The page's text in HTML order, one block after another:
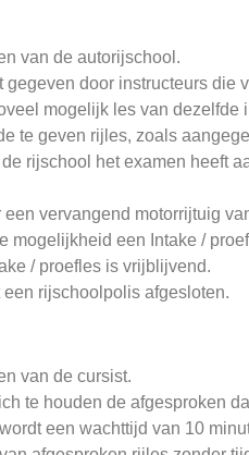
van de autorijschool.
door instructeurs die
mogelijk les van dezelfde
te geven rijles, zoals
rijschool het examen heeft
een vervangend motorrijtuig
een Intake /
/ proefles is vrijblijvend.
rijschoolpolis afgesloten.
van de cursist.
te houden de afgesproken
een wachttijd van 10